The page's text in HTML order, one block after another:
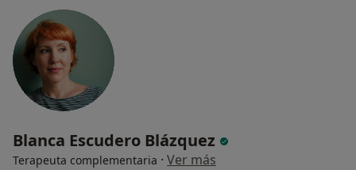
Blanca Escudero Blázquez
Terapeuta complementaria · Ver más